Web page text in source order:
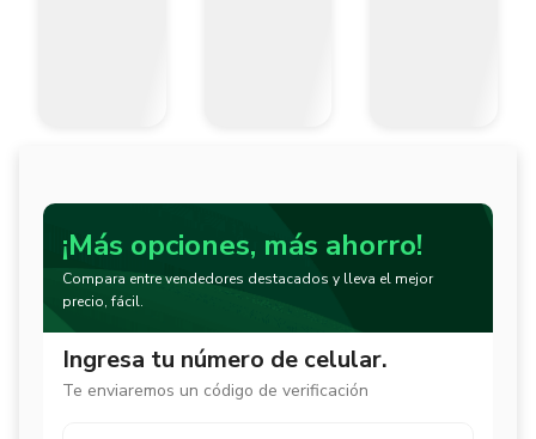
¡Más opciones, más ahorro!
Compara entre vendedores destacados y lleva el mejor
precio, fácil.
Ingresa tu número de celular.
Te enviaremos un código de verificación